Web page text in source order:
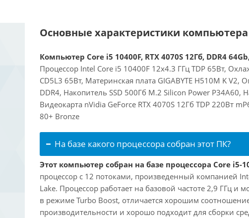
Основные характеристики компьютера
Компьютер Core i5 10400F, RTX 4070S 12Гб, DDR4
Процессор Intel Core i5 10400F 12x4.3 ГГц TDP 65Вт,
CD5L3 65Вт, Материнская плата GIGABYTE H510M K V2,
DDR4, Накопитель SSD 500Гб M.2 Silicon Power P34A60,
Видеокарта nVidia GeForce RTX 4070S 12Гб TDP 220Вт
80+ Bronze
На базе какого процессора собран этот ПК?
Этот компьютер собран на базе процессора Core i5-
процессор с 12 потоками, произведенный компанией
Lake. Процессор работает на базовой частоте 2,9 ГГц и
в режиме Turbo Boost, отличается хорошим
производительности и хорошо подходит для сборки